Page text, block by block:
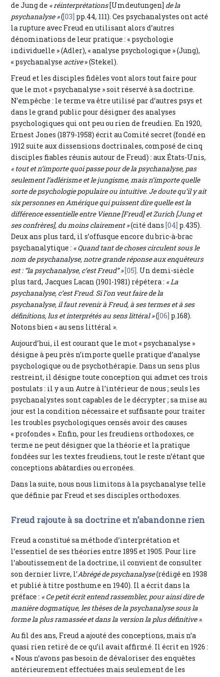
de Jung de « réinterprétations[Umdeutungen] de la
psychanalyse »([03] pp.44, 111). Ces psychanalystes ont acté
la rupture avec Freud en utilisant alors d’autres
dénominations de leur pratique : « psychologie
individuelle » (Adler), « analyse psychologique » (Jung),
« psychanalyse active» (Stekel).
Freud et les disciples fidèles vont alors tout faire pour
que le mot « psychanalyse » soit réservé à sa doctrine.
N’empêche : le terme va être utilisé par d’autres psys et
dans le grand public pour désigner des analyses
psychologiques qui ont peu ou rien de freudien. En 1920,
Ernest Jones (1879-1958) écrit au Comité secret (fondé en
1912 suite aux dissensions doctrinales, composé de cinq
disciples fiables réunis autour de Freud) : aux États-Unis,
« tout et n’importe quoi passe pour de la psychanalyse, pas
seulement l’adlérisme et le jungisme, mais n’importe quelle
sorte de psychologie populaire ou intuitive. Je doute qu’il y ait
six personnes en Amérique qui puissent dire quelle est la
différence essentielle entre Vienne [Freud] et Zurich [Jung et
ses confrères], du moins clairement »(cité dans[04] p.435).
Deux ans plus tard, il s’offusque encore du bric-à-brac
psychanalytique : « Quand tant de choses circulent sous le
nom de psychanalyse, notre grande réponse aux enquêteurs
est : “la psychanalyse, c’est Freud” »[05]. Un demi-siècle
plus tard, Jacques Lacan (1901-1981) répétera : « La
psychanalyse, c’est Freud. Si l’on veut faire de la
psychanalyse, il faut revenir à Freud, à ses termes et à ses
définitions, lus et interprétés au sens littéral »([06] p.168).
Notons bien « au sens littéral ».
Aujourd’hui, il est courant que le mot « psychanalyse »
désigne à peu près n’importe quelle pratique d’analyse
psychologique ou de psychothérapie. Dans un sens plus
restreint, il désigne toute conception qui admet ces trois
postulats : il y a un Autre à l’intérieur de nous ; seuls les
psychanalystes sont capables de le décrypter ; sa mise au
jour est la condition nécessaire et suffisante pour traiter
les troubles psychologiques censés avoir des causes
« profondes ». Enfin, pour les freudiens orthodoxes, ce
terme ne peut désigner que la théorie et la pratique
fondées sur les textes freudiens, tout le reste n’étant que
conceptions abâtardies ou erronées.
Dans la suite, nous nous limitons à la psychanalyse telle
que définie par Freud et ses disciples orthodoxes.
Freud rajoute à sa doctrine et n’abandonne rien
Freud a constitué sa méthode d’interprétation et
l’essentiel de ses théories entre 1895 et 1905. Pour lire
l’aboutissement de la doctrine, il convient de consulter
son dernier livre, l’Abrégé de psychanalyse(rédigé en 1938
et publié à titre posthume en 1940). Il a écrit dans la
préface : « Ce petit écrit entend rassembler, pour ainsi dire de
manière dogmatique, les thèses de la psychanalyse sous la
forme la plus ramassée et dans la version la plus définitive ».
Au fil des ans, Freud a ajouté des conceptions, mais n’a
quasi rien retiré de ce qu’il avait affirmé. Il écrit en 1926 :
« Nous n’avons pas besoin de dévaloriser des enquêtes
antérieurement effectuées mais seulement de les